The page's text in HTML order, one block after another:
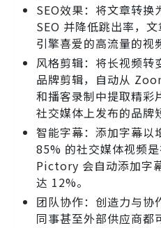
SEO效果：将文章转换
SEO 并降低跳出率，
引擎喜爱的高流量的视
风格剪辑：将长视频转
品牌剪辑，自动从
和播客录制中提取精彩
社交媒体上发布的品牌
智能字幕：添加字幕以
85% 的社交媒体视频是
Pictory 会自动添加字
达 12%。
团队协作：创造力与协
同事甚至外部供应商都